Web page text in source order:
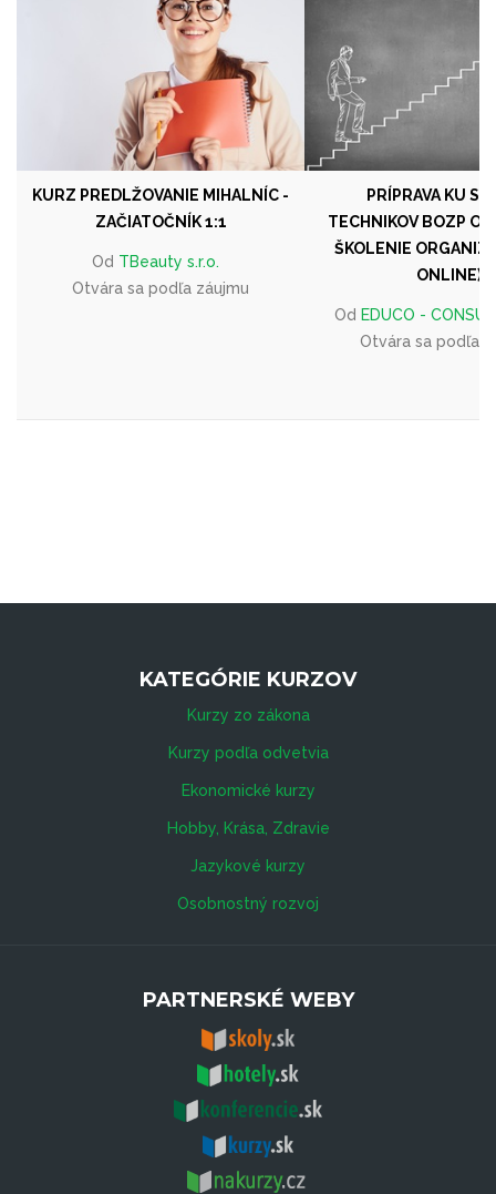
KURZ PREDLŽOVANIE MIHALNÍC -
ZAČIATOČNÍK 1:1
Od TBeauty s.r.o.
Otvára sa podľa záujmu
PRÍPRAVA KU
TECHNIKOV BOZP
ŠKOLENIE
ONLINE)
Od EDUCO -
Otvára sa podľa
KATEGÓRIE KURZOV
Kurzy zo zákona
Kurzy podľa odvetvia
Ekonomické kurzy
Hobby, Krása, Zdravie
Jazykové kurzy
Osobnostný rozvoj
PARTNERSKÉ WEBY